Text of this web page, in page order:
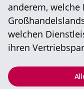
anderem, welche
welchen
ihren